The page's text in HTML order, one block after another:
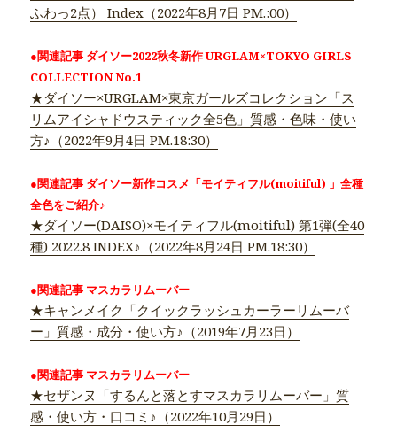
ふわっ2点） Index（2022年8月7日 PM.:00）
●関連記事 ダイソー2022秋冬新作 URGLAM×TOKYO GIRLS
COLLECTION No.1
★ダイソー×URGLAM×東京ガールズコレクション「ス
リムアイシャドウスティック全5色」質感・色味・使い
方♪（2022年9月4日 PM.18:30）
●関連記事 ダイソー新作コスメ「モイティフル(moitiful) 」全種
全色をご紹介♪
★ダイソー(DAISO)×モイティフル(moitiful) 第1弾(全40
種) 2022.8 INDEX♪（2022年8月24日 PM.18:30）
●関連記事 マスカラリムーバー
★キャンメイク「クイックラッシュカーラーリムーバ
ー」質感・成分・使い方♪（2019年7月23日）
●関連記事 マスカラリムーバー
★セザンヌ「するんと落とすマスカラリムーバー」質
感・使い方・口コミ♪（2022年10月29日）